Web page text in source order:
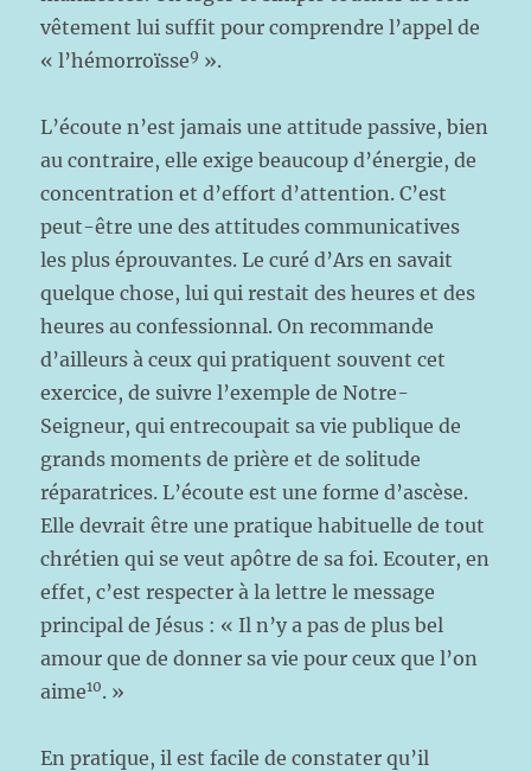
vêtement lui suffit pour comprendre l’appel de
« l’hémorroïsse9 ».
L’écoute n’est jamais une attitude passive, bien
au contraire, elle exige beaucoup d’énergie, de
concentration et d’effort d’attention. C’est
peut-être une des attitudes communicatives
les plus éprouvantes. Le curé d’Ars en savait
quelque chose, lui qui restait des heures et des
heures au confessionnal. On recommande
d’ailleurs à ceux qui pratiquent souvent cet
exercice, de suivre l’exemple de Notre-
Seigneur, qui entrecoupait sa vie publique de
grands moments de prière et de solitude
réparatrices. L’écoute est une forme d’ascèse.
Elle devrait être une pratique habituelle de tout
chrétien qui se veut apôtre de sa foi. Ecouter, en
effet, c’est respecter à la lettre le message
principal de Jésus : « Il n’y a pas de plus bel
amour que de donner sa vie pour ceux que l’on
aime10. »
En pratique, il est facile de constater qu’il